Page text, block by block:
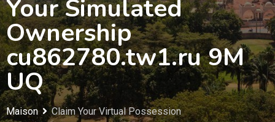
Your Simulated
Ownership
cu862780.tw1.ru 9M
UQ
Maison
Claim Your Virtual Possession